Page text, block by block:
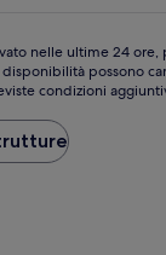
nelle ultime 24 ore,
possono
condizioni